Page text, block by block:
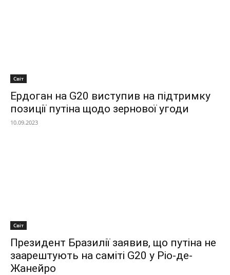
Світ
Ердоган на G20 виступив на підтримку
позиції путіна щодо зернової угоди
10.09.2023
Світ
Президент Бразилії заявив, що путіна не
заарештують на саміті G20 у Ріо-де-
Жанейро